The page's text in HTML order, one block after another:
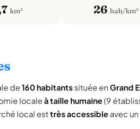
km² 26 hab/km²
de160 habitantssituée enGrand
localeà taille humaine(9
local esttrès accessibleavec